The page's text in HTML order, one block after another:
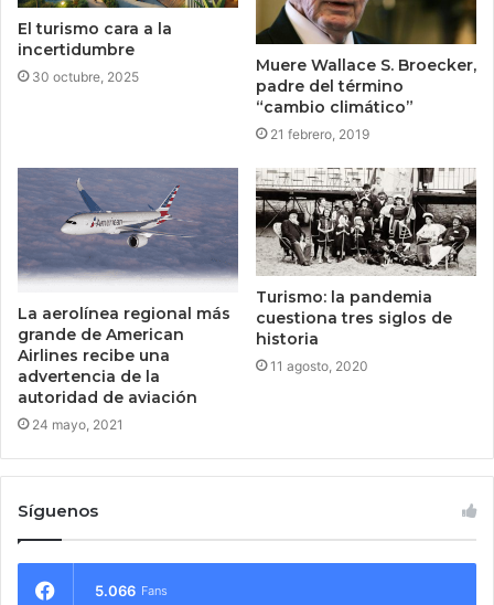
El turismo cara a la
incertidumbre
30 octubre, 2025
Muere Wallace S. Broecker,
padre del término
“cambio climático”
21 febrero, 2019
La aerolínea regional más
grande de American
Airlines recibe una
advertencia de la
autoridad de aviación
24 mayo, 2021
Turismo: la pandemia
cuestiona tres siglos de
historia
11 agosto, 2020
Síguenos
5.066 Fans